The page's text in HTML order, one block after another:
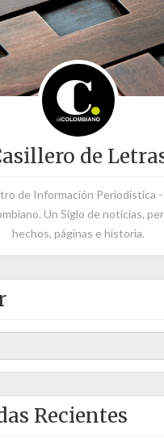
de
de Información Periodística
Un Siglo de noticias,
hechos, páginas e historia.
Recientes